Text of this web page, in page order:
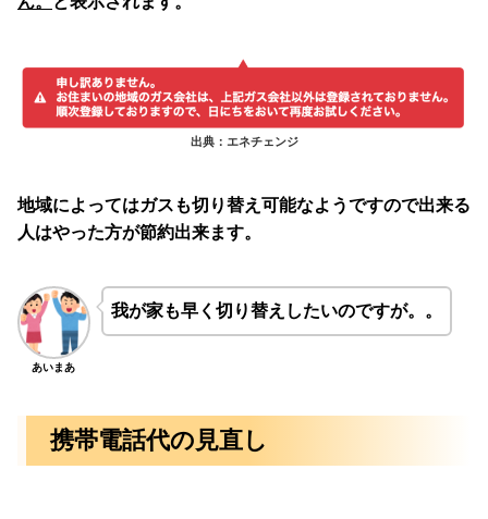
出典：エネチェンジ
地域によってはガスも切り替え可能なようですので出来る
人はやった方が節約出来ます。
あいまあ
我が家も早く切り替えしたいのですが。。
携帯電話代の見直し